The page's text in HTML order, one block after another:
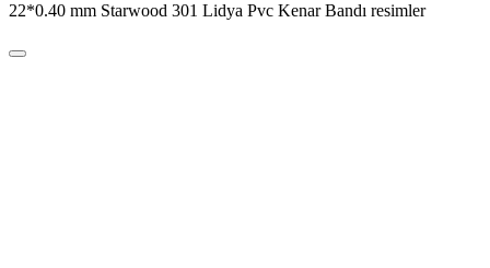
22*0.40 mm Starwood 301 Lidya Pvc Kenar Bandı resimler